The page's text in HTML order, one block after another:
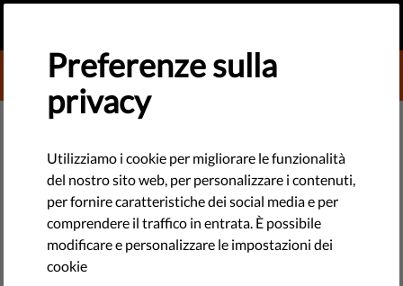
DONATE TO LIBERTIES
TECHNOLOGIE E DIRITTI
Gli algoritmi decisionali sono
sempre corretti, equi e affidabili
oppure NO?
I processi decisionali automatizzati (ADM) stanno cambiando
Preferenze sulla
privacy
Utilizziamo i cookie per migliorare le funzionalità
del nostro sito web, per personalizzare i contenuti,
per fornire caratteristiche dei social media e per
comprendere il traffico in entrata. È possibile
modificare e personalizzare le impostazioni dei
cookie